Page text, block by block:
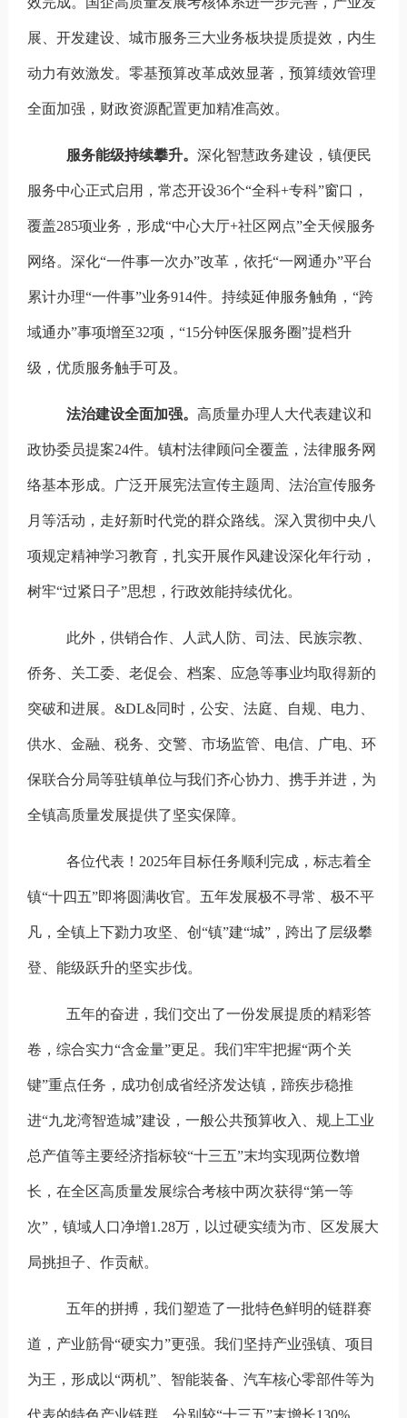
展、开发建设、城市服务三大业务板块提质提效，内生
动力有效激发。零基预算改革成效显著，预算绩效管理
全面加强，财政资源配置更加精准高效。
服务能级持续攀升。 深化智慧政务建设，镇便民
服务中心正式启用，常态开设36个“全科+专科”窗口，
覆盖285项业务，形成“中心大厅+社区网点”全天候服务
网络。深化“一件事一次办”改革，依托“一网通办”平台
累计办理“一件事”业务914件。持续延伸服务触角，“跨
域通办”事项增至32项，“15分钟医保服务圈”提档升
级，优质服务触手可及。
法治建设全面加强。 高质量办理人大代表建议和
政协委员提案24件。镇村法律顾问全覆盖，法律服务网
络基本形成。广泛开展宪法宣传主题周、法治宣传服务
月等活动，走好新时代党的群众路线。深入贯彻中央八
项规定精神学习教育，扎实开展作风建设深化年行动，
树牢“过紧日子”思想，行政效能持续优化。
此外，供销合作、人武人防、司法、民族宗教、
侨务、关工委、老促会、档案、应急等事业均取得新的
突破和进展。&DL&同时，公安、法庭、自规、电力、
供水、金融、税务、交警、市场监管、电信、广电、环
保联合分局等驻镇单位与我们齐心协力、携手并进，为
全镇高质量发展提供了坚实保障。
各位代表！2025年目标任务顺利完成，标志着全
镇“十四五”即将圆满收官。五年发展极不寻常、极不平
凡，全镇上下勠力攻坚、创“镇”建“城”，跨出了层级攀
登、能级跃升的坚实步伐。
五年的奋进，我们交出了一份发展提质的精彩答
卷，综合实力“含金量”更足。 我们牢牢把握“两个关
键”重点任务，成功创成省经济发达镇，蹄疾步稳推
进“九龙湾智造城”建设，一般公共预算收入、规上工业
总产值等主要经济指标较“十三五”末均实现两位数增
长，在全区高质量发展综合考核中两次获得“第一等
次”，镇域人口净增1.28万，以过硬实绩为市、区发展大
局挑担子、作贡献。
五年的拼搏，我们塑造了一批特色鲜明的链群赛
道，产业筋骨“硬实力”更强。 我们坚持产业强镇、项目
为王，形成以“两机”、智能装备、汽车核心零部件等为
代表的特色产业链群，分别较“十三五”末增长130%、